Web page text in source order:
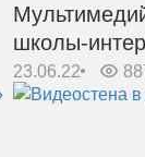
школы-
23.06.22